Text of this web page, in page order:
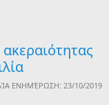
ΕΝΗΜΈΡΩΣΗ: 23/10/2019